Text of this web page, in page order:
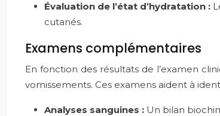
Évaluation de l’état d’hydratation :
cutanés.
Examens complémentaires
En fonction des résultats de l’examen
vomissements. Ces examens aident à
Analyses sanguines : Un bilan